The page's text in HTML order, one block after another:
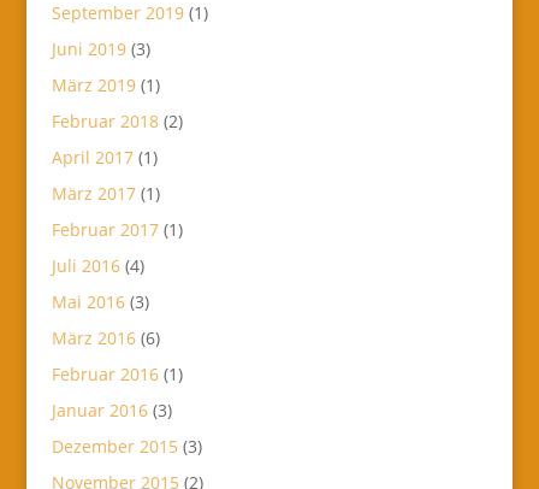
September 2019(1)
Juni 2019(3)
März 2019(1)
Februar 2018(2)
April 2017(1)
März 2017(1)
Februar 2017(1)
Juli 2016(4)
Mai 2016(3)
März 2016(6)
Februar 2016(1)
Januar 2016(3)
Dezember 2015 (3)
November 2015 (2)